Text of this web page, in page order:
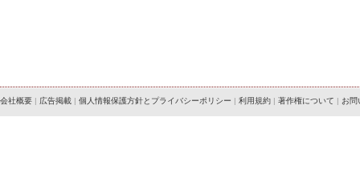
会社概要 | 広告掲載 | 個人情報保護方針とプライバシーポリシー | 利用規約 | 著作権について | お問